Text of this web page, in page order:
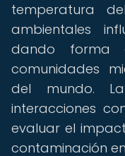
temperatura
ambientales
dando
comunidades
del mundo.
interacciones
evaluar el
contaminación